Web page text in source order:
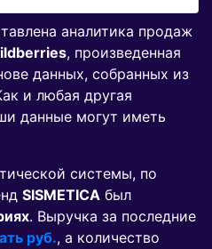
аналитика продаж
, произведенная
данных, собранных из
и любая другая
данные могут иметь
системы, по
SISMETICA был
. Выручка за последние
руб., а количество